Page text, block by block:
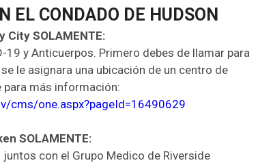
EL CONDADO DE HUDSON
City SOLAMENTE:
19 y Anticuerpos. Primero debes de llamar para
le asignara una ubicación de un centro de
para más información:
cms/one.aspx?pageId=16490629
SOLAMENTE:
juntos con el Grupo Medico de Riverside